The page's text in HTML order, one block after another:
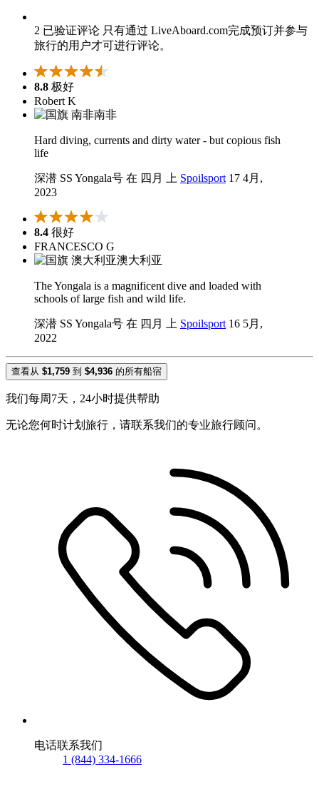
2 已验证评论 只有通过 LiveAboard.com完成预订并参与
旅行的用户才可进行评论。
8.8 极好
Robert K
南非
Hard diving, currents and dirty water - but copious fish
life
深潜 SS Yongala号 在 四月 上 Spoilsport 17 4月,
2023
8.4 很好
FRANCESCO G
澳大利亚
The Yongala is a magnificent dive and loaded with
schools of large fish and wild life.
深潜 SS Yongala号 在 四月 上 Spoilsport 16 5月,
2022
查看从 $1,759 到 $4,936 的所有船宿
我们每周7天，24小时提供帮助
无论您何时计划旅行，请联系我们的专业旅行顾问。
电话联系我们
1 (844) 334-1666